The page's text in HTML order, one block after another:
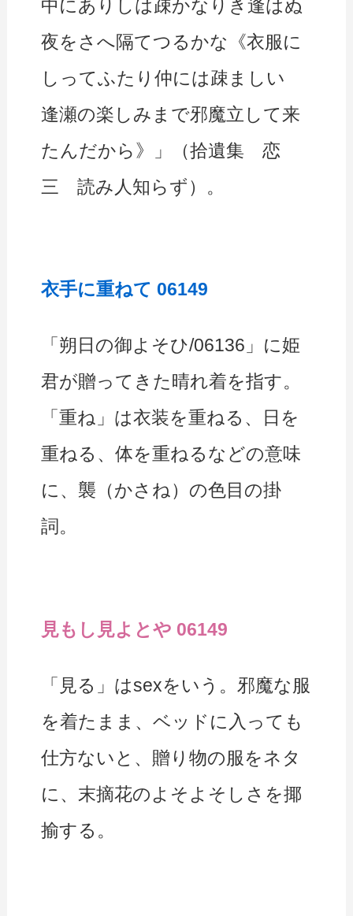
中にありしは疎かなりき逢はぬ
夜をさへ隔てつるかな《衣服に
しってふたり仲には疎ましい
逢瀬の楽しみまで邪魔立して来
たんだから》」（拾遺集 恋
三 読み人知らず）。
衣手に重ねて 06149
「朔日の御よそひ/06136」に姫
君が贈ってきた晴れ着を指す。
「重ね」は衣装を重ねる、日を
重ねる、体を重ねるなどの意味
に、襲（かさね）の色目の掛
詞。
見もし見よとや 06149
「見る」はsexをいう。邪魔な服
を着たまま、ベッドに入っても
仕方ないと、贈り物の服をネタ
に、末摘花のよそよそしさを揶
揄する。